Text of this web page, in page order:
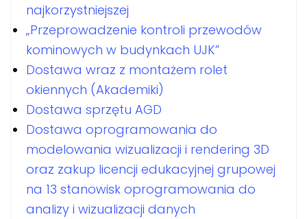
najkorzystniejszej
„Przeprowadzenie kontroli przewodów
kominowych w budynkach UJK”
Dostawa wraz z montażem rolet
okiennych (Akademiki)
Dostawa sprzętu AGD
Dostawa oprogramowania do
modelowania wizualizacji i rendering 3D
oraz zakup licencji edukacyjnej grupowej
na 13 stanowisk oprogramowania do
analizy i wizualizacji danych